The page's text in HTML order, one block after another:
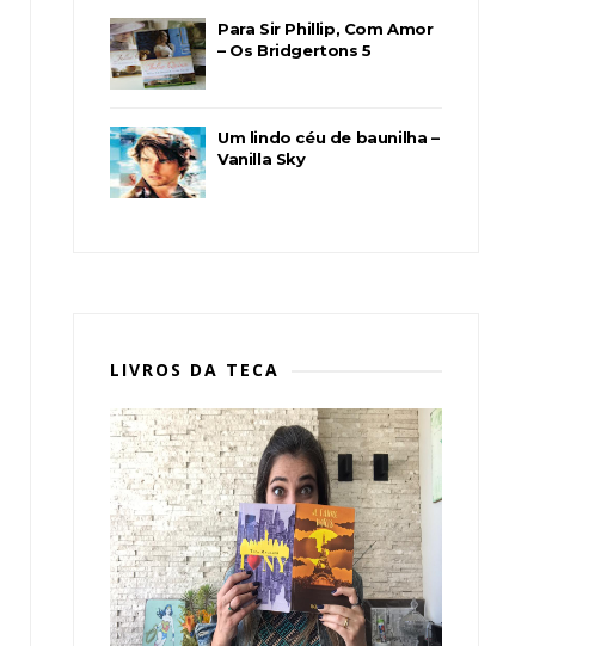
Para Sir Phillip, Com Amor
– Os Bridgertons 5
Um lindo céu de baunilha –
Vanilla Sky
LIVROS DA TECA